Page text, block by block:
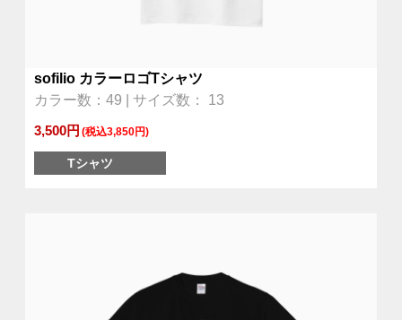
sofilio カラーロゴTシャツ
カラー数：49 | サイズ数： 13
3,500円 (税込3,850円)
Tシャツ